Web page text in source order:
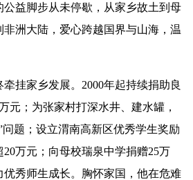
公益脚步从未停歇，从家乡故土到母
洲大陆，爱心跨越国界与山海，温
挂家乡发展。2000年起持续捐助良
元；为张家村打深水井、建水罐，
题；设立渭南高新区优秀学生奖励
万元；向母校瑞泉中学捐赠25万
优秀师生成长。胸怀家国，他在危难